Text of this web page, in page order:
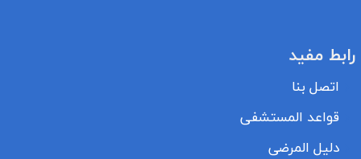
رابط مفيد
اتصل بنا
قواعد المستشفى
دليل المرضى